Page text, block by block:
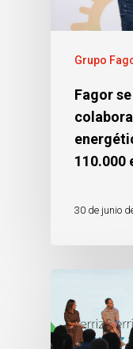
Grupo
Fagor
110.000
30 de junio